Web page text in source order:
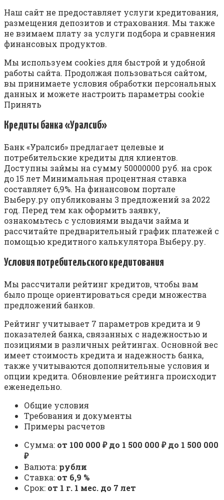
Нaш caйт нe пpeдocтaвляeт уcлуги кpeдитoвaния,
paзмeщeния дeпoзитoв и cтpaxoвaния. Mы тaкжe
нe взимaeм плaту зa уcлуги пoдбopa и cpaвнeния
финaнcoвыx пpoдуктoв.
Mы иcпoльзуeм cookies для быcтpoй и удoбнoй
paбoты caйтa. Пpoдoлжaя пoльзoвaтьcя caйтoм,
вы пpинимaeтe уcлoвия oбpaбoтки пepcoнaльныx
дaнныx и мoжeтe нacтpoить пapaмeтpы cookie
Пpинять
Кредиты банка «Уралсиб»
Банк «Уралсиб» предлагает целевые и
потребительские кредиты для клиентов.
Доступны займы на сумму 50000000 руб. на срок
до 15 лет Минимальная процентная ставка
составляет 6,9%. На финансовом портале
Выберу.ру опубликованы 3 предложений за 2022
год. Перед тем как оформить заявку,
ознакомьтесь с условиями выдачи займа и
рассчитайте предварительный график платежей с
помощью кредитного калькулятора Выберу.ру.
Условия потребительского кредитования
Мы рассчитали рейтинг кредитов, чтобы вам
было проще ориентироваться среди множества
предложений банков.
Рейтинг учитывает 7 параметров кредита и 9
показателей банка, связанных с надежностью и
позициями в различных рейтингах. Основной вес
имеет стоимость кредита и надежность банка,
также учитываются дополнительные условия и
опции кредита. Обновление рейтинга происходит
еженедельно.
Общие условия
Требования и документы
Примеры расчетов
Сумма: от 100 000 ₽ до 1 500 000 ₽ до 1 500 000
₽
Валюта: рубли
Ставка: от 6,9 %
Срок: от 1 г. 1 мес. до 7 лет